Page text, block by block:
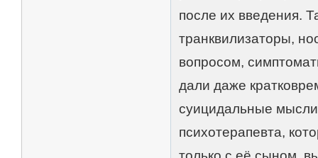
после их введения.
транквилизаторы,
вопросом,
дали даже
суицидальные
психотерапевта,